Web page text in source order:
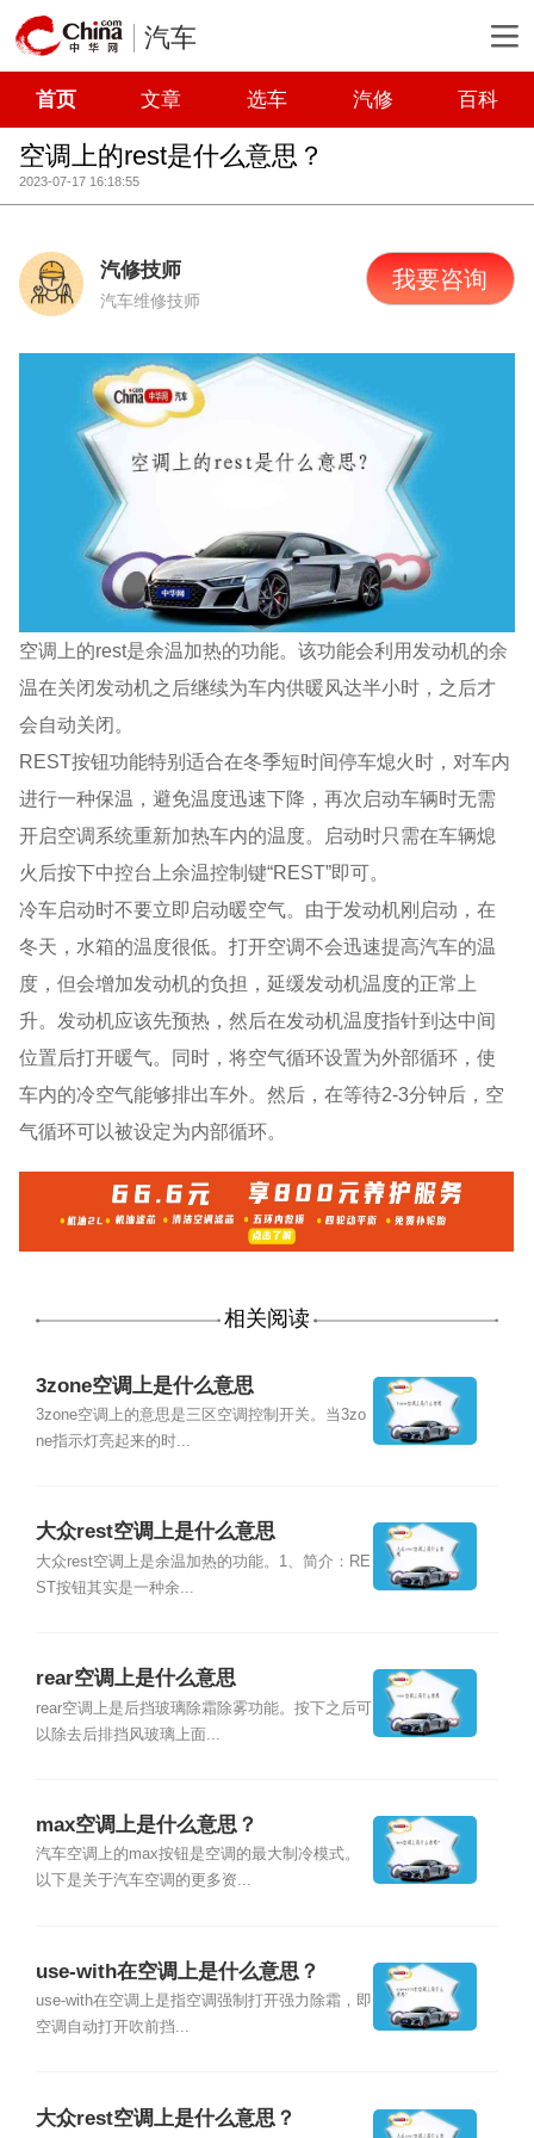
汽车
首页 文章 选车 汽修 百科
空调上的rest是什么意思？
2023-07-17 16:18:55
汽修技师
汽车维修技师
我要咨询
空调上的rest是余温加热的功能。该功能会利用发动机的余
温在关闭发动机之后继续为车内供暖风达半小时，之后才
会自动关闭。
REST按钮功能特别适合在冬季短时间停车熄火时，对车内
进行一种保温，避免温度迅速下降，再次启动车辆时无需
开启空调系统重新加热车内的温度。启动时只需在车辆熄
火后按下中控台上余温控制键“REST”即可。
冷车启动时不要立即启动暖空气。由于发动机刚启动，在
冬天，水箱的温度很低。打开空调不会迅速提高汽车的温
度，但会增加发动机的负担，延缓发动机温度的正常上
升。发动机应该先预热，然后在发动机温度指针到达中间
位置后打开暖气。同时，将空气循环设置为外部循环，使
车内的冷空气能够排出车外。然后，在等待2-3分钟后，空
气循环可以被设定为内部循环。
相关阅读
3zone空调上是什么意思
3zone空调上的意思是三区空调控制开关。当3zo
ne指示灯亮起来的时...
大众rest空调上是什么意思
大众rest空调上是余温加热的功能。1、简介：RE
ST按钮其实是一种余...
rear空调上是什么意思
rear空调上是后挡玻璃除霜除雾功能。按下之后可
以除去后排挡风玻璃上面...
max空调上是什么意思？
汽车空调上的max按钮是空调的最大制冷模式。
以下是关于汽车空调的更多资...
use-with在空调上是什么意思？
use-with在空调上是指空调强制打开强力除霜，即
空调自动打开吹前挡...
大众rest空调上是什么意思？